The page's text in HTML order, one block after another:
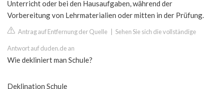
Unterricht oder bei den Hausaufgaben, während der
Vorbereitung von Lehrmaterialien oder mitten in der Prüfung.
Antrag auf Entfernung der Quelle Sehen Sie sich die vollständige
Antwort auf duden.de an
Wie dekliniert man Schule?
Deklination Schule